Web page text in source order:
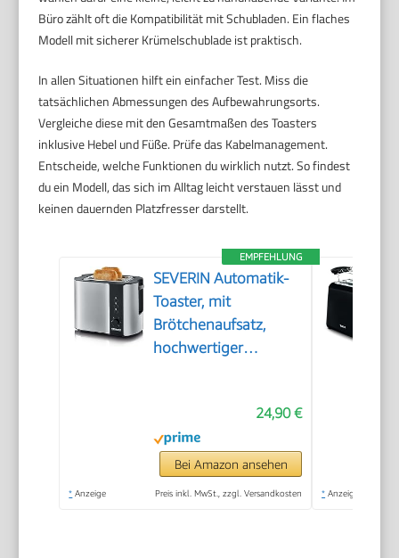
Büro zählt oft die Kompatibilität mit Schubladen. Ein flaches
Modell mit sicherer Krümelschublade ist praktisch.
In allen Situationen hilft ein einfacher Test. Miss die
tatsächlichen Abmessungen des Aufbewahrungsorts.
Vergleiche diese mit den Gesamtmaßen des Toasters
inklusive Hebel und Füße. Prüfe das Kabelmanagement.
Entscheide, welche Funktionen du wirklich nutzt. So findest
du ein Modell, das sich im Alltag leicht verstauen lässt und
keinen dauernden Platzfresser darstellt.
EMPFEHLUNG
SEVERIN Automatik-
Toaster, mit
Brötchenaufsatz,
hochwertiger
und Erwärmen, 800
W,steel, AT 2589
24,90 €
Bei Amazon ansehen
* Anzeige Preis inkl. MwSt., zzgl. Versandkosten * Anzeige